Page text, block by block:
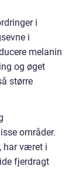
i
i
melanin
og øget
større
områder.
har været i
fjerdragt